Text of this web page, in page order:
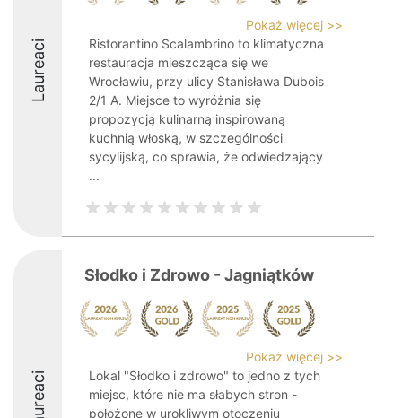
Laureaci
Pokaż więcej >>
Ristorantino Scalambrino to klimatyczna
restauracja mieszcząca się we
Wrocławiu, przy ulicy Stanisława Dubois
2/1 A. Miejsce to wyróżnia się
propozycją kulinarną inspirowaną
kuchnią włoską, w szczególności
sycylijską, co sprawia, że odwiedzający
...
Laureaci
Słodko i Zdrowo - Jagniątków
Pokaż więcej >>
Lokal "Słodko i zdrowo" to jedno z tych
miejsc, które nie ma słabych stron -
położone w urokliwym otoczeniu